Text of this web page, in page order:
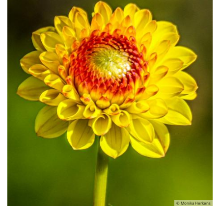
© Monika Herkens